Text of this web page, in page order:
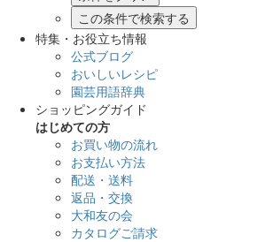
この条件で検索する
特集・お役立ち情報
公式ブログ
おいしいレシピ
園芸用語辞典
ショッピングガイド
はじめての方
お買い物の流れ
お支払い方法
配送・送料
返品・交換
大和友の会
カタログご請求